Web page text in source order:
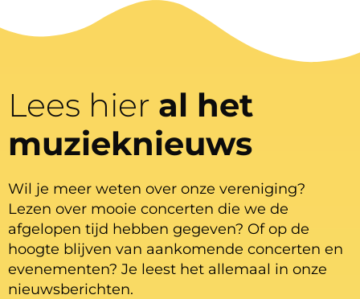
Lees hier al het
muzieknieuws
Wil je meer weten over onze vereniging?
Lezen over mooie concerten die we de
afgelopen tijd hebben gegeven? Of op de
hoogte blijven van aankomende concerten en
evenementen? Je leest het allemaal in onze
nieuwsberichten.